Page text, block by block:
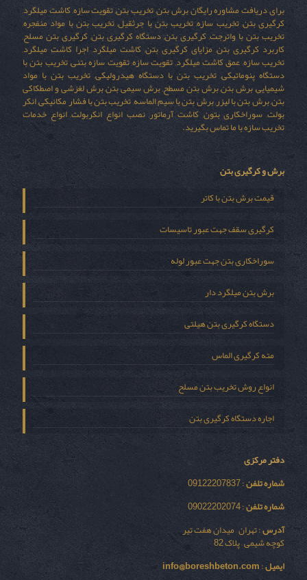
برای دریافت مشاوره رایگان برش بتن, تخریب بتن, تقویت سازه, کاشت میلگرد,
کرگیری بتن, تخریب سازه, تخریب بتن با جرثقیل, تخریب بتن با مواد منفجره,
تخریب بتن با واترجت, کرگیری بتن, دستگاه کرگیری بتن, کرگیری بتن مسلح,
کاربرد کرگیری بتن, مزایای کرگیری بتن, کاشت میلگرد, اجرا کاشت میلگرد,
تخریب سازه, عمق کاشت میلگرد, تقویت سازه, تقویت سازه بتنی, تخریب بتن با
دستگاه پنوماتیکی, تخریب بتن با دستگاه هیدرولیکی, تخریب بتن با مواد
شیمیایی, برش بتن, برش بتن مسطح, برش سیمی بتن, برش لغزشی و اصطکاکی
بتن, برش بتن با لیزر, برش بتن با سیم الماسه, تخریب بتن با فشار مکانیکی, انکر
بولت, سوراخکاری بتون, کاشت آرماتور, نصب انواع انکربولت, انواع خدمات
تخریب سازه با ما تماس بگیرید.
برش و کرگیری بتن
قیمت برش بتن با کاتر
کرگیری سقف جهت عبور تاسیسات
سوراخکاری بتن جهت عبور لوله
برش بتن میلگرد دار
دستگاه کرگیری بتن هیلتی
مته کرگیری الماس
انواع روش تخریب بتن مسلح
اجاره دستگاه کرگیری بتن
دفتر مرکزی
شماره تلفن: 09122207837
شماره تلفن: 09022202074
آدرس: تهران – میدان هفت تیر
کوچه شیمی – پلاک 82
ایمیل:
info@boreshbeton.com